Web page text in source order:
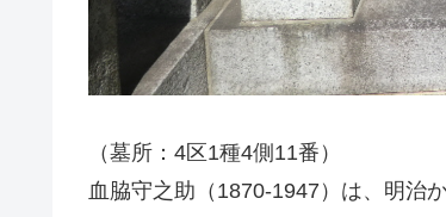
（墓所：4区1種4側11番）
血脇守之助（1870-1947）は、明治